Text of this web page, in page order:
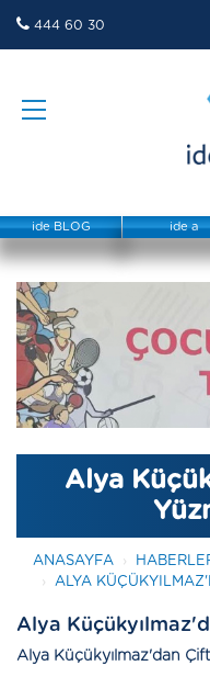
444 60 30
ide BLOG ide a
Alya
ANASAYFA
ALYA
Alya
Alya Küçükyılmaz'dan